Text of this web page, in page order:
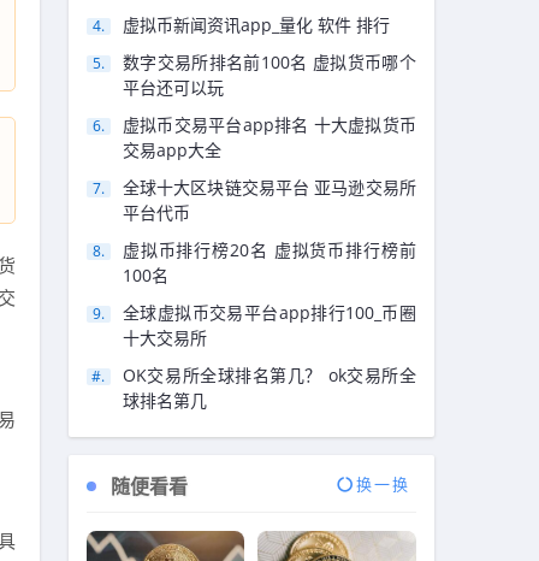
虚拟币新闻资讯app_量化 软件 排行
数字交易所排名前100名 虚拟货币哪个
平台还可以玩
虚拟币交易平台app排名 十大虚拟货币
交易app大全
全球十大区块链交易平台 亚马逊交易所
平台代币
虚拟币排行榜20名 虚拟货币排行榜前
100名
全球虚拟币交易平台app排行100_币圈
十大交易所
OK交易所全球排名第几？ ok交易所全
球排名第几
随便看看 换一换